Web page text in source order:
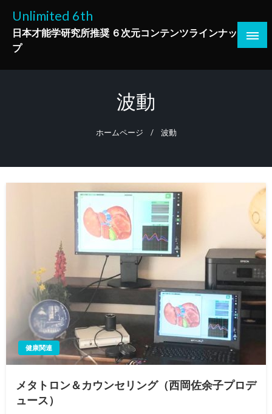
ツ
Unlimited 6th
日本才能学研究所推奨 ６次元コンテンツラインナッ
プ
波動
ホームページ 波動
健康関連
メタトロン＆カウンセリング（西岡佐余子プロデ
ュース）